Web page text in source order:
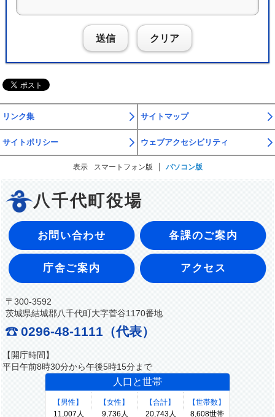
送信 クリア
リンク集 サイトマップ
サイトポリシー ウェブアクセシビリティ
表示 スマートフォン版 パソコン版
八千代町役場
お問い合わせ 各課のご案内
庁舎ご案内 アクセス
〒300-3592
茨城県結城郡八千代町大字菅谷1170番地
0296-48-1111（代表）
【開庁時間】
平日午前8時30分から午後5時15分まで